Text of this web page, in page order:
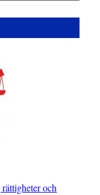
och